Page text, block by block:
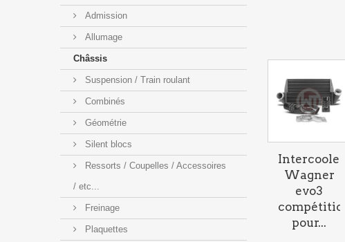
Admission
Allumage
Châssis
Suspension / Train roulant
Combinés
Géométrie
Silent blocs
Ressorts / Coupelles / Accessoires
/ etc...
Freinage
Plaquettes
Intercooler
Wagner
evo3
compétition
pour...